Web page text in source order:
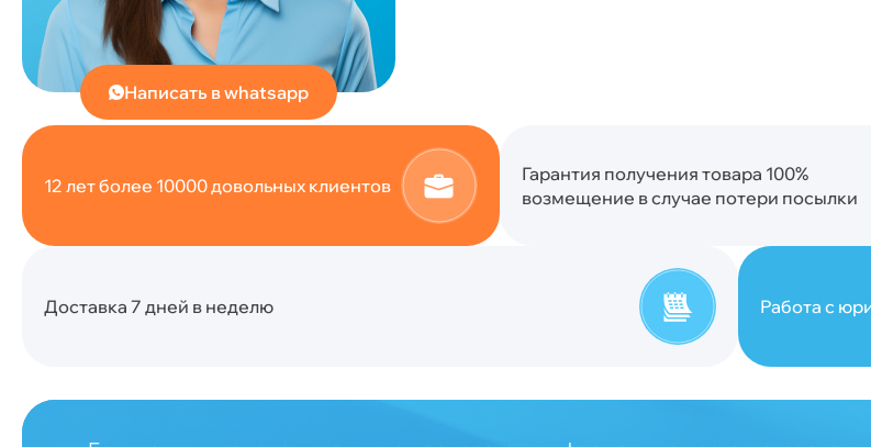
Написать в whatsapp
12 лет более 10000 довольных клиентов
Гарантия получения товара 100%
возмещение в случае потери посылки
Доставка 7 дней в неделю Работа с